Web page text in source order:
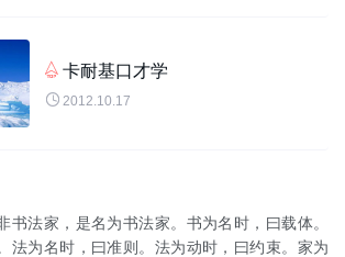
 卡耐基口才学
 2012.10.17
书法家，是名为书法家。书为名时，曰载体。
法为名时，曰准则。法为动时，曰约束。家为